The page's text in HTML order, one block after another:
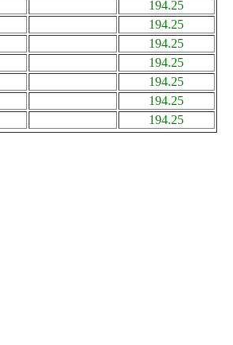
194.25
194.25
194.25
194.25
194.25
194.25
194.25